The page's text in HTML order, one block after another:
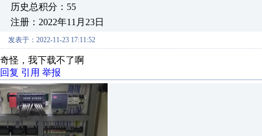
历史总积分：55
注册：2022年11月23日
发表于：2022-11-23 17:11:52
奇怪，我下载不了啊
回复 引用 举报